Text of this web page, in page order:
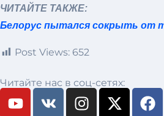
ЧИТАЙТЕ ТАКЖЕ:
Белорус пытался сокрыть от
Post Views: 652
Читайте нас в соц-сетях: